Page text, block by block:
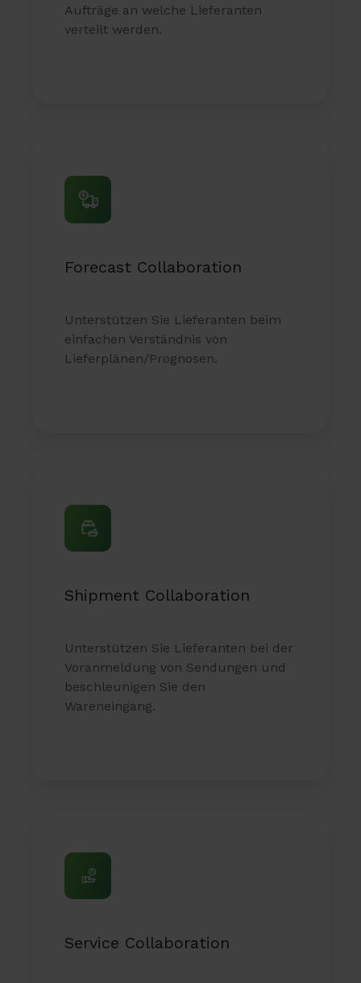
Aufträge an welche Lieferanten
verteilt werden.
Forecast Collaboration
Unterstützen Sie Lieferanten beim
einfachen Verständnis von
Lieferplänen/Prognosen.
Shipment Collaboration
Unterstützen Sie Lieferanten bei der
Voranmeldung von Sendungen und
beschleunigen Sie den
Wareneingang.
Service Collaboration